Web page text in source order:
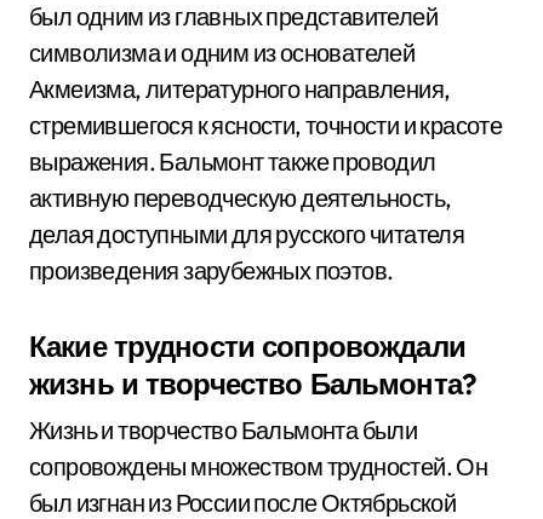
был одним из главных представителей
символизма и одним из основателей
Акмеизма, литературного направления,
стремившегося к ясности, точности и красоте
выражения. Бальмонт также проводил
активную переводческую деятельность,
делая доступными для русского читателя
произведения зарубежных поэтов.
Какие трудности сопровождали
жизнь и творчество Бальмонта?
Жизнь и творчество Бальмонта были
сопровождены множеством трудностей. Он
был изгнан из России после Октябрьской